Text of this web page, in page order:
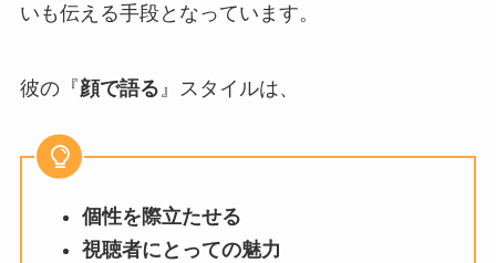
いも伝える手段となっています。
彼の『顔で語る 』スタイルは、
個性を際立たせる
視聴者にとっての魅力